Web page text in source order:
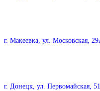
г. Макеевка, ул. Московская,
г. Донецк, ул. Первомайская,